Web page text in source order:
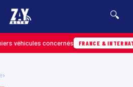
🔍
concernés FRANCE &
›